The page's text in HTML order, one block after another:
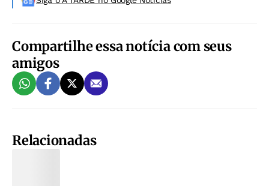
Compartilhe essa notícia com seus
amigos
Relacionadas